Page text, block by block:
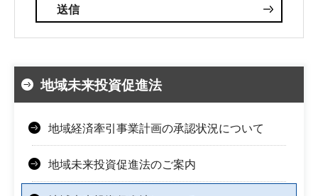
地域未来投資促進法
地域経済牽引事業計画の承認状況について
地域未来投資促進法のご案内